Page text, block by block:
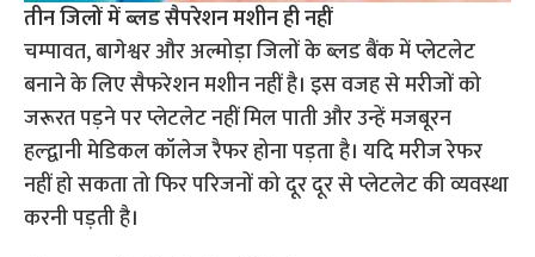
तीन जिलों में ब्लड सैपरेशन मशीन ही नहीं
चम्पावत, बागेश्वर और अल्मोड़ा जिलों के ब्लड बैंक में प्लेटलेट
बनाने के लिए सैफरेशन मशीन नहीं है। इस वजह से मरीजों को
जरूरत पड़ने पर प्लेटलेट नहीं मिल पाती और उन्हें मजबूरन
हल्द्वानी मेडिकल कॉलेज रैफर होना पड़ता है। यदि मरीज रेफर
नहीं हो सकता तो फिर परिजनों को दूर दूर से प्लेटलेट की व्यवस्था
करनी पड़ती है।